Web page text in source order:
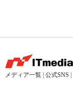
メディア一覧 公式SNS